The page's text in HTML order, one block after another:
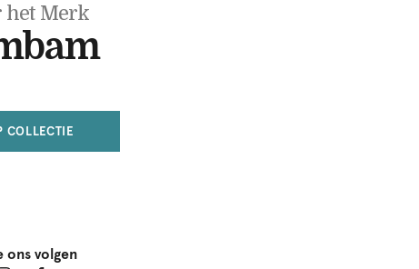
het Merk
COLLECTIE
ons volgen